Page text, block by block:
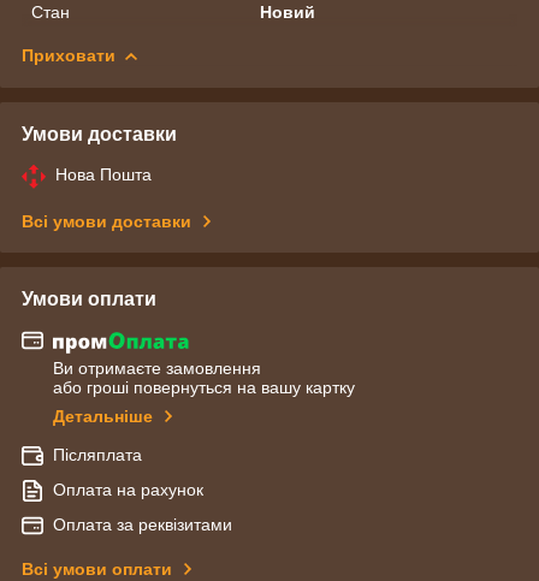
Стан
Новий
Приховати
Умови доставки
Нова Пошта
Всі умови доставки
Умови оплати
Ви отримаєте замовлення
або гроші повернуться на вашу картку
Детальніше
Післяплата
Оплата на рахунок
Оплата за реквізитами
Всі умови оплати